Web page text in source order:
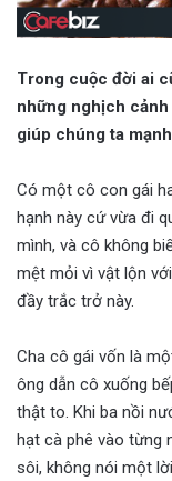
Trong cuộc đời ai
những nghịch
giúp chúng ta
Có một cô con gái
hạnh này cứ vừa đi
mình, và cô không
mệt mỏi vì vật lộn
đầy trắc trở này.
Cha cô gái vốn là
ông dẫn cô xuống
thật to. Khi ba nồi
hạt cà phê vào từng
sôi, không nói một